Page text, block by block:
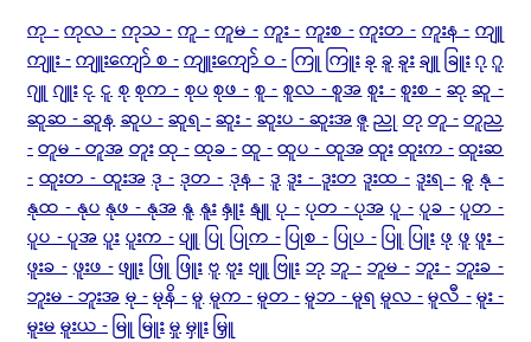
ကု -ကုလ -ကုသ -ကူ -ကူမ -ကူး -ကူးစ -ကူးတ -ကူးန -ကျူ
ကျူး -ကျူးကျော် စ -ကျူးကျော် ဝ -ကြူ ကြူးခုခူခူးချူ ခြူးဂုဂူ
ဂျူ ဂျူးငုငူစုစုက -စုပစုဖ -စူ -စူလ - စူအစူး -စူးစ -ဆုဆူ -
ဆူဆ - ဆူနဆူပ -ဆူရ -ဆူး -ဆူးပ - ဆူးအဇူညုတုတူ -တူည
-တူမ - တူအတူးထု -ထုခ -ထူ -ထူပ - ထူအထူးထူးက -ထူးဆ
- ထူးတ - ထူးအ ဒု - ဒုတ - ဒုန - ဒူ ဒူး - ဒူးတ ဒူးထ - ဒူးရ - ဓူ နု -
နုထ - နုပနုဖ - နုအနူနူးနှူးနျူပု -ပုတ - ပုအပူ -ပူခ -ပူတ -
ပူပ - ပူအပူးပူးက -ပျူပြုပြုက -ပြုစ -ပြုပ -ပြူပြူးဖုဖူဖူး -
ဖူးခ -ဖူးဖ -ဖျူးဖြူဖြူး ဗူဗူးဗျူဗြူးဘုဘူ -ဘူမ -ဘူး -ဘူးခ -
ဘူးမ - ဘူးအမု -မုနိ -မူမူက -မူတ -မူဘ - မူရ မူလ -မူလီ -မူး -
မူးမမူးယ -မြူ မြူးမှုမှူးမြှူ